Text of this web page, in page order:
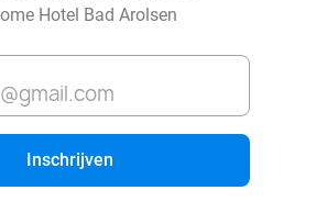
Hotel Bad Arolsen
Inschrijven